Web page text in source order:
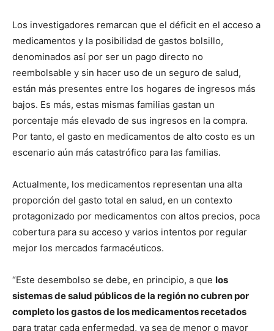
Los investigadores remarcan que el déficit en el acceso a
medicamentos y la posibilidad de gastos bolsillo,
denominados así por ser un pago directo no
reembolsable y sin hacer uso de un seguro de salud,
están más presentes entre los hogares de ingresos más
bajos. Es más, estas mismas familias gastan un
porcentaje más elevado de sus ingresos en la compra.
Por tanto, el gasto en medicamentos de alto costo es un
escenario aún más catastrófico para las familias.
Actualmente, los medicamentos representan una alta
proporción del gasto total en salud, en un contexto
protagonizado por medicamentos con altos precios, poca
cobertura para su acceso y varios intentos por regular
mejor los mercados farmacéuticos.
“Este desembolso se debe, en principio, a que los
sistemas de salud públicos de la región no cubren por
completo los gastos de los medicamentos recetados
para tratar cada enfermedad, ya sea de menor o mayor